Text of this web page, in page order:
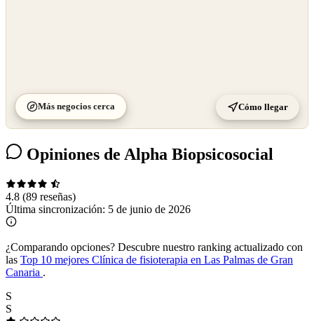
Más negocios cerca Cómo llegar
Opiniones de Alpha Biopsicosocial
4.8 (89 reseñas)
Última sincronización: 5 de junio de 2026
¿Comparando opciones? Descubre nuestro ranking actualizado con
las Top 10 mejores Clínica de fisioterapia en Las Palmas de Gran
Canaria .
S
S